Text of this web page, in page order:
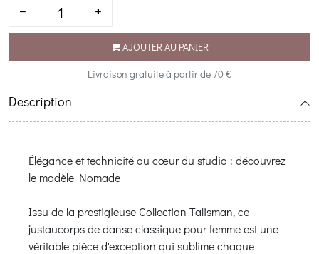
AJOUTER AU PANIER
Livraison gratuite à partir de 70 €
Description
Élégance et technicité au cœur du studio : découvrez
le modèle Nomade
Issu de la prestigieuse Collection Talisman, ce
justaucorps de danse classique pour femme est une
véritable pièce d'exception qui sublime chaque